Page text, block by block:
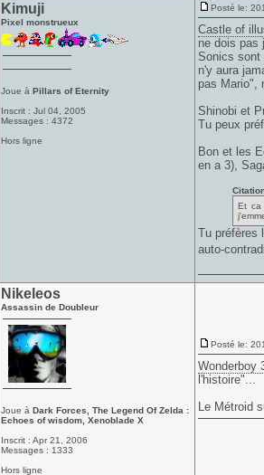
Kimuji
Pixel monstrueux
Joue à Pillars of Eternity
Inscrit : Jul 04, 2005
Messages : 4372
Hors ligne
Posté le:
Castle of
ne dois pas
Sonics sont
n'y aura
pas Mario",
Shinobi et
Tu peux
Bon et les
en a 3),
Et ca
Tu préfères
auto-
Nikeleos
Assassin de Doubleur
Joue à Dark Forces, The Legend Of Zelda :
Echoes of wisdom, Xenoblade X
Inscrit : Apr 21, 2006
Messages : 1333
Hors ligne
Posté le:
Wonderboy
l'histoire"...
Le Métroid